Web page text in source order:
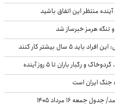
منتظر این اتفاق باشید
تنگه هرمز خبرساز شد
۵ سال بیشتر کار کنند
رگبار باران تا ۵ روز آینده
جمعه ۱۶ مرداد ۱۴۰۵